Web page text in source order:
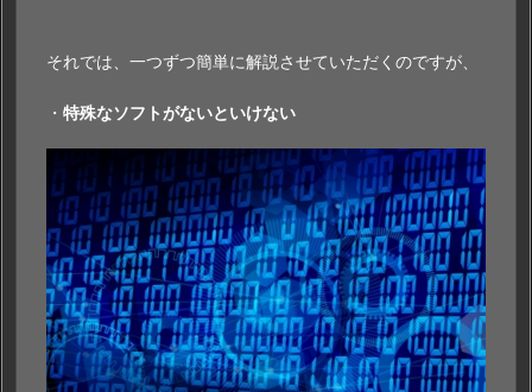
それでは、一つずつ簡単に解説させていただくのですが、
・ 特殊なソフトがないといけない